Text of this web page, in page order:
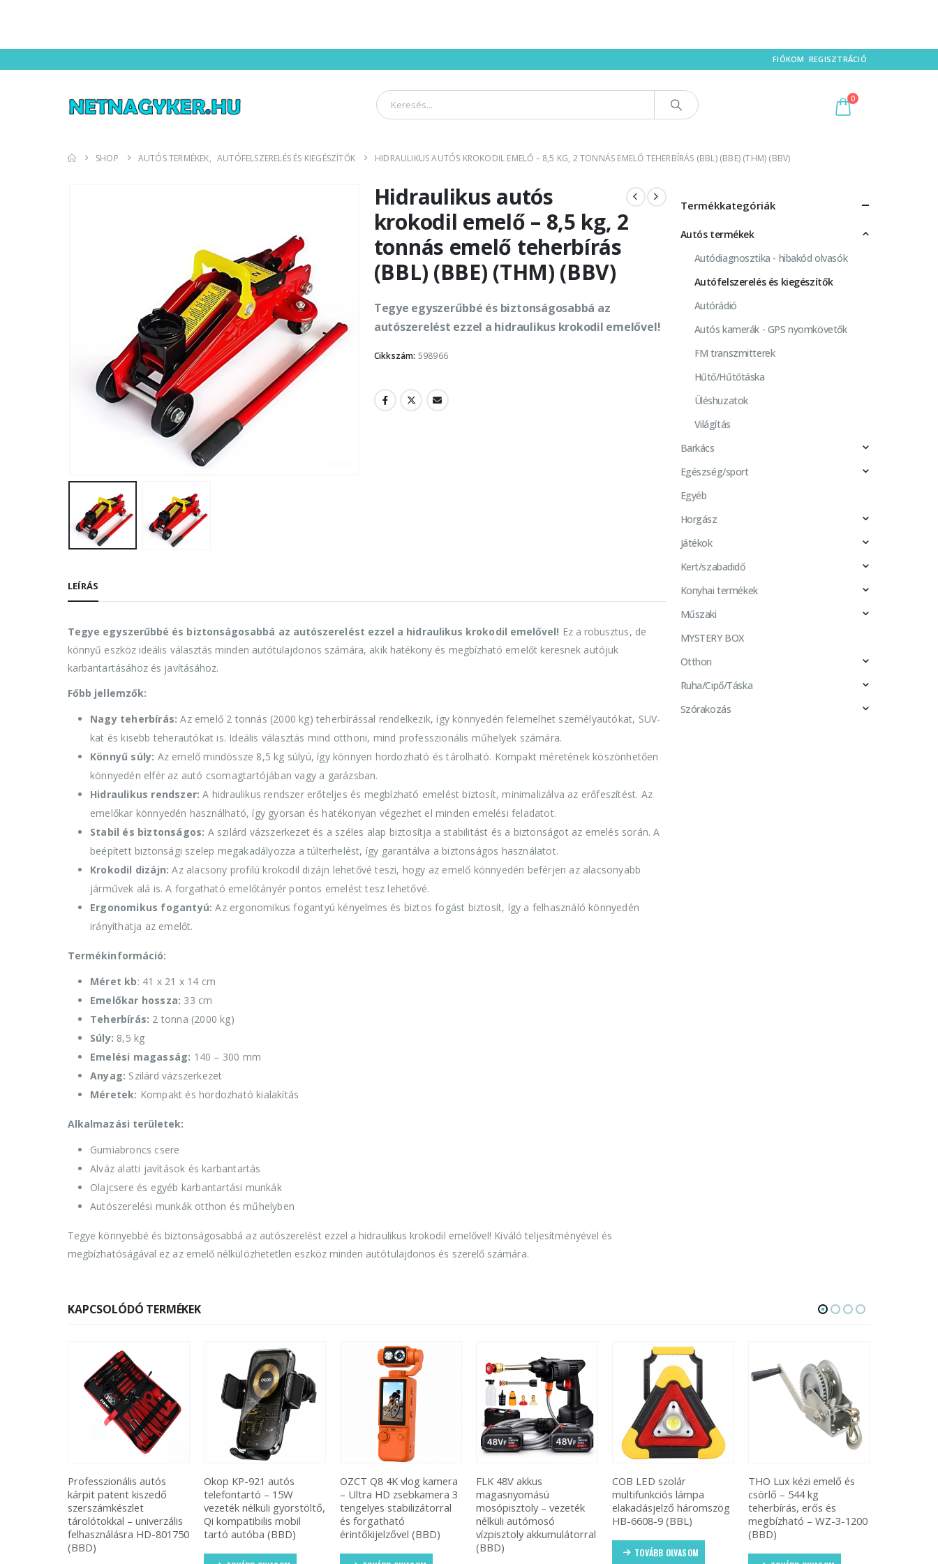
FIÓKOM REGISZTRÁCIÓ
0
SHOP AUTÓS TERMÉKEK, AUTÓFELSZERELÉS ÉS KIEGÉSZÍTŐK HIDRAULIKUS AUTÓS KROKODIL EMELŐ – 8,5 KG, 2 TONNÁS EMELŐ TEHERBÍRÁS (BBL) (BBE) (THM) (BBV)
Hidraulikus autós
krokodil emelő – 8,5 kg, 2
tonnás emelő teherbírás
(BBL) (BBE) (THM) (BBV)
Tegye egyszerűbbé és biztonságosabbá az
autószerelést ezzel a hidraulikus krokodil emelővel!
Cikkszám: 598966
LEÍRÁS
Tegye egyszerűbbé és biztonságosabbá az autószerelést ezzel a hidraulikus krokodil emelővel! Ez a robusztus, de
könnyű eszköz ideális választás minden autótulajdonos számára, akik hatékony és megbízható emelőt keresnek autójuk
karbantartásához és javításához.
Főbb jellemzők:
Nagy teherbírás: Az emelő 2 tonnás (2000 kg) teherbírással rendelkezik, így könnyedén felemelhet személyautókat, SUV-
kat és kisebb teherautókat is. Ideális választás mind otthoni, mind professzionális műhelyek számára.
Könnyű súly: Az emelő mindössze 8,5 kg súlyú, így könnyen hordozható és tárolható. Kompakt méretének köszönhetően
könnyedén elfér az autó csomagtartójában vagy a garázsban.
Hidraulikus rendszer: A hidraulikus rendszer erőteljes és megbízható emelést biztosít, minimalizálva az erőfeszítést. Az
emelőkar könnyedén használható, így gyorsan és hatékonyan végezhet el minden emelési feladatot.
Stabil és biztonságos: A szilárd vázszerkezet és a széles alap biztosítja a stabilitást és a biztonságot az emelés során. A
beépített biztonsági szelep megakadályozza a túlterhelést, így garantálva a biztonságos használatot.
Krokodil dizájn: Az alacsony profilú krokodil dizájn lehetővé teszi, hogy az emelő könnyedén beférjen az alacsonyabb
járművek alá is. A forgatható emelőtányér pontos emelést tesz lehetővé.
Ergonomikus fogantyú: Az ergonomikus fogantyú kényelmes és biztos fogást biztosít, így a felhasználó könnyedén
irányíthatja az emelőt.
Termékinformáció:
Méret kb: 41 x 21 x 14 cm
Emelőkar hossza: 33 cm
Teherbírás: 2 tonna (2000 kg)
Súly: 8,5 kg
Emelési magasság: 140 – 300 mm
Anyag: Szilárd vázszerkezet
Méretek: Kompakt és hordozható kialakítás
Alkalmazási területek:
Gumiabroncs csere
Alváz alatti javítások és karbantartás
Olajcsere és egyéb karbantartási munkák
Autószerelési munkák otthon és műhelyben
Tegye könnyebbé és biztonságosabbá az autószerelést ezzel a hidraulikus krokodil emelővel! Kiváló teljesítményével és
megbízhatóságával ez az emelő nélkülözhetetlen eszköz minden autótulajdonos és szerelő számára.
Termékkategóriák
Autós termékek
Autódiagnosztika - hibakód olvasók
Autófelszerelés és kiegészítők
Autórádió
Autós kamerák - GPS nyomkövetők
FM transzmitterek
Hűtő/Hűtőtáska
Üléshuzatok
Világítás
Barkács
Egészség/sport
Egyéb
Horgász
Játékok
Kert/szabadidő
Konyhai termékek
Műszaki
MYSTERY BOX
Otthon
Ruha/Cipő/Táska
Szórakozás
KAPCSOLÓDÓ TERMÉKEK
Okop KP-921 autós
telefontartó – 15W
vezeték nélküli gyorstöltő,
Qi kompatibilis mobil
tartó autóba (BBD)
OZCT Q8 4K vlog kamera
– Ultra HD zsebkamera 3
tengelyes stabilizátorral
és forgatható
érintőkijelzővel (BBD)
FLK 48V akkus
magasnyomású
mosópisztoly – vezeték
nélküli autómosó
vízpisztoly akkumulátorral
COB LED szolár
multifunkciós lámpa
elakadásjelző háromszög
HB-6608-9 (BBL)
TOVÁBB OLVASOM
THO Lux kézi emelő és
csörlő – 544 kg
teherbírás, erős és
megbízható – WZ-3-1200
3 tonnás állítható autós
emelőbak – nagy
teherbírású, stabil
emelőállvány garázsba és
műhelybe, 400mm